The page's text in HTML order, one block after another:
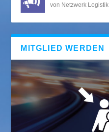
von Netzwerk Logistik
MITGLIED WERDEN